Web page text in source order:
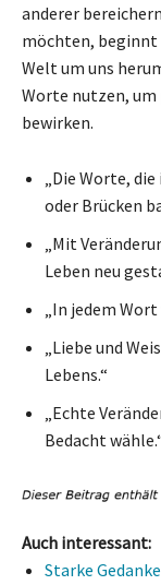
anderer
möchten, beginnt
Welt um uns
Worte nutzen, um
bewirken.
„Die Worte,
oder Brücken
„Mit
Leben neu
„In jedem
„Liebe und
Lebens.“
„Echte
Bedacht
Auch interessant:
Starke